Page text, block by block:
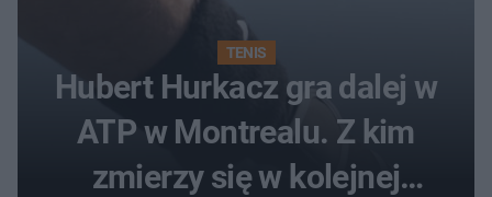
TENIS
Hubert Hurkacz gra dalej w
ATP w Montrealu. Z kim
zmierzy się w kolejnej